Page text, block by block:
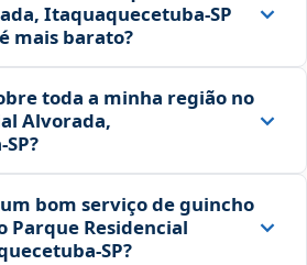
Itaquaquecetuba‑SP
mais barato?
toda a minha região no
Alvorada,
bom serviço de guincho
Parque Residencial